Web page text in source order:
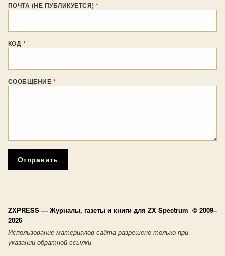
ПОЧТА (НЕ ПУБЛИКУЕТСЯ)*
КОД *
СООБЩЕНИЕ *
Отправить
ZXPRESS — Журналы, газеты и книги для ZX Spectrum © 2009–
2026
Использование материалов сайта разрешено только при
указании обратной ссылки